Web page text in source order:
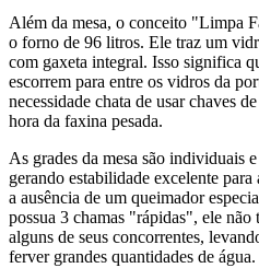
Além da mesa, o conceito "Limpa
o forno de 96 litros. Ele traz um
com gaxeta integral. Isso significa
escorrem para entre os vidros da
necessidade chata de usar chaves
hora da faxina pesada.
As grades da mesa são individuais
gerando estabilidade excelente
a ausência de um queimador
possua 3 chamas "rápidas", ele
alguns de seus concorrentes,
ferver grandes quantidades de água.